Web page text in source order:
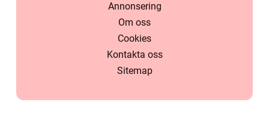
Annonsering
Om oss
Cookies
Kontakta oss
Sitemap